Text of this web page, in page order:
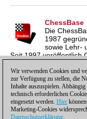
ChessBase
Die
1987
sowie Lehr-
Seit 1997 veröffentlich
inzwischen in vier
Wir verwenden Cookies und
zur Verfügung zu stellen, die
Inhalte auszuspielen.
technisch erforderlichen
eingesetzt werden. Hier
Marketing-Cookies
Datenschutzerklärung.